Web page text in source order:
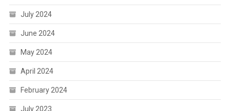
July 2024
June 2024
May 2024
April 2024
February 2024
July 2023